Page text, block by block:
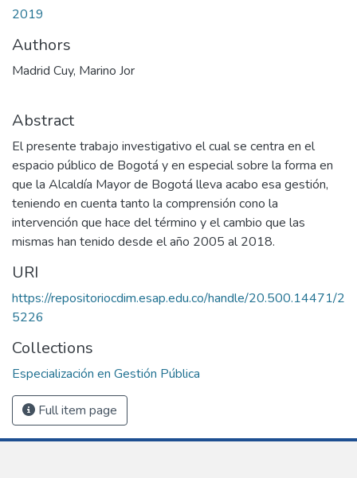
2019
Authors
Madrid Cuy, Marino Jor
Abstract
El presente trabajo investigativo el cual se centra en el
espacio público de Bogotá y en especial sobre la forma en
que la Alcaldía Mayor de Bogotá lleva acabo esa gestión,
teniendo en cuenta tanto la comprensión cono la
intervención que hace del término y el cambio que las
mismas han tenido desde el año 2005 al 2018.
URI
https://repositoriocdim.esap.edu.co/handle/20.500.14471/2
5226
Collections
Especialización en Gestión Pública
Full item page